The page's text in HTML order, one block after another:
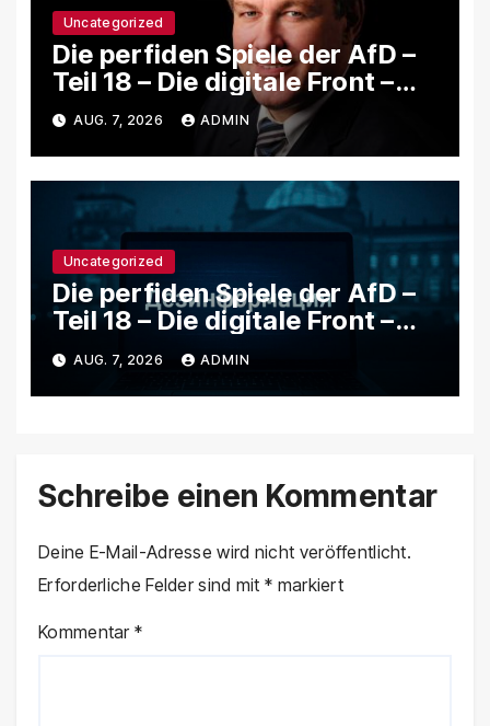
Uncategorized
Die perfiden Spiele der AfD –
Teil 18 – Die digitale Front –
Wie rechte Netzwerke,
Trollfarmen und Bots Putins
Agenda in Deutschland
verstärken
AUG. 7, 2026 ADMIN
Uncategorized
Die perfiden Spiele der AfD –
Teil 18 – Die digitale Front –
Wie rechte Netzwerke,
Trollfarmen und Bots Putins
Agenda in Deutschland
AUG. 7, 2026 ADMIN
Schreibe einen Kommentar
Deine E-Mail-Adresse wird nicht veröffentlicht.
Erforderliche Felder sind mit* markiert
Kommentar*